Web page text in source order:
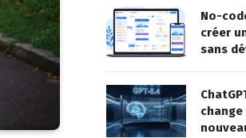
No-
créer
sans